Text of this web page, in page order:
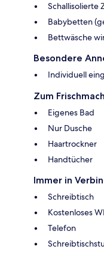
Schallisolierte
Babybetten
Bettwäsche
Besondere
Individuell
Zum
Eigenes Bad
Nur Dusche
Haartrockner
Handtücher
Immer in
Schreibtisch
Kostenloses
Telefon